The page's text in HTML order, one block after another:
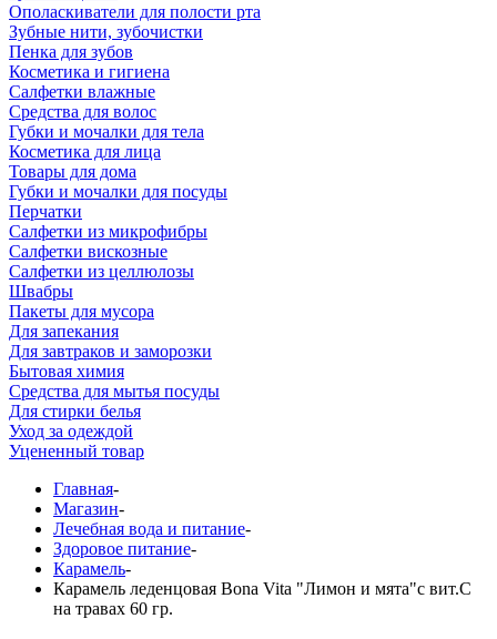
Ополаскиватели для полости рта
Зубные нити, зубочистки
Пенка для зубов
Косметика и гигиена
Салфетки влажные
Средства для волос
Губки и мочалки для тела
Косметика для лица
Товары для дома
Губки и мочалки для посуды
Перчатки
Салфетки из микрофибры
Салфетки вискозные
Салфетки из целлюлозы
Швабры
Пакеты для мусора
Для запекания
Для завтраков и заморозки
Бытовая химия
Средства для мытья посуды
Для стирки белья
Уход за одеждой
Уцененный товар
Главная-
Магазин-
Лечебная вода и питание-
Здоровое питание-
Карамель-
Карамель леденцовая Bona Vita "Лимон и мята"с вит.С
на травах 60 гр.